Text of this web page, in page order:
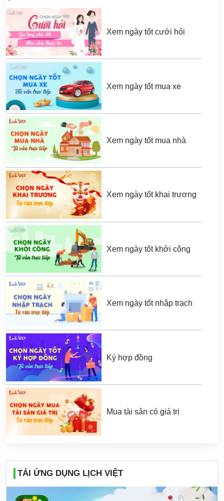
Xem ngày tốt cưới hỏi
Xem ngày tốt mua xe
Xem ngày tốt mua nhà
Xem ngày tốt khai trương
Xem ngày tốt khởi công
Xem ngày tốt nhập trạch
Ký hợp đồng
Mua tài sản có giá trị
TẢI ỨNG DỤNG LỊCH VIỆT